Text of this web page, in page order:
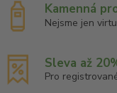
Kamenná
Nejsme jen
Sleva až
Pro